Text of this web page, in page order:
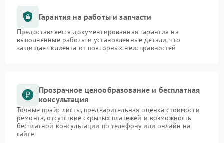
Гарантия на работы и запчасти
Предоставляется документированная гарантия на
выполненные работы и установленные детали, что
защищает клиента от повторных неисправностей
Прозрачное ценообразование и бесплатная
консультация
Точные прайс-листы, предварительная оценка стоимости
ремонта, отсутствие скрытых платежей и возможность
бесплатной консультации по телефону или онлайн на
сайте